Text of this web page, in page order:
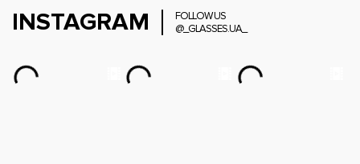
INSTAGRAM
FOLLOW US
@_GLASSES.UA_